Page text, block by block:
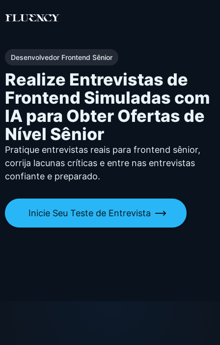
Desenvolvedor Frontend Sênior
Realize Entrevistas de
Frontend Simuladas com
IA para Obter Ofertas de
Nível Sênior
Pratique entrevistas reais para frontend sênior,
corrija lacunas críticas e entre nas entrevistas
confiante e preparado.
Inicie Seu Teste de Entrevista